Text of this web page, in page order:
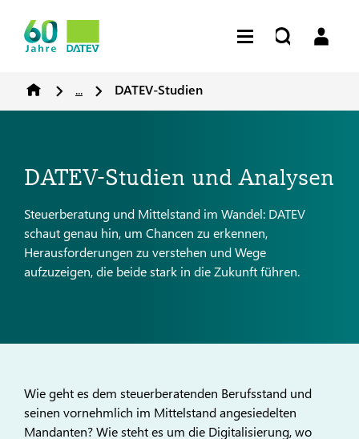
... DATEV-Studien
DATEV-Studien und Analysen
Steuerberatung und Mittelstand im Wandel: DATEV
schaut genau hin, um Chancen zu erkennen,
Herausforderungen zu verstehen und Wege
aufzuzeigen, die beide stark in die Zukunft führen.
Wie geht es dem steuerberatenden Berufsstand und
seinen vornehmlich im Mittelstand angesiedelten
Mandanten? Wie steht es um die Digitalisierung, wo